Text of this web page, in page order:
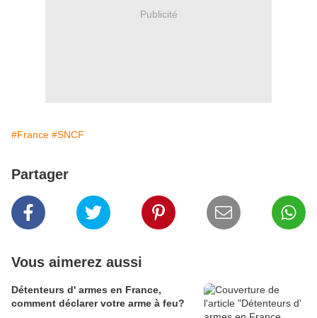
Publicité
#France #SNCF
Partager
Vous aimerez aussi
Détenteurs d' armes en France,
comment déclarer votre arme à feu?